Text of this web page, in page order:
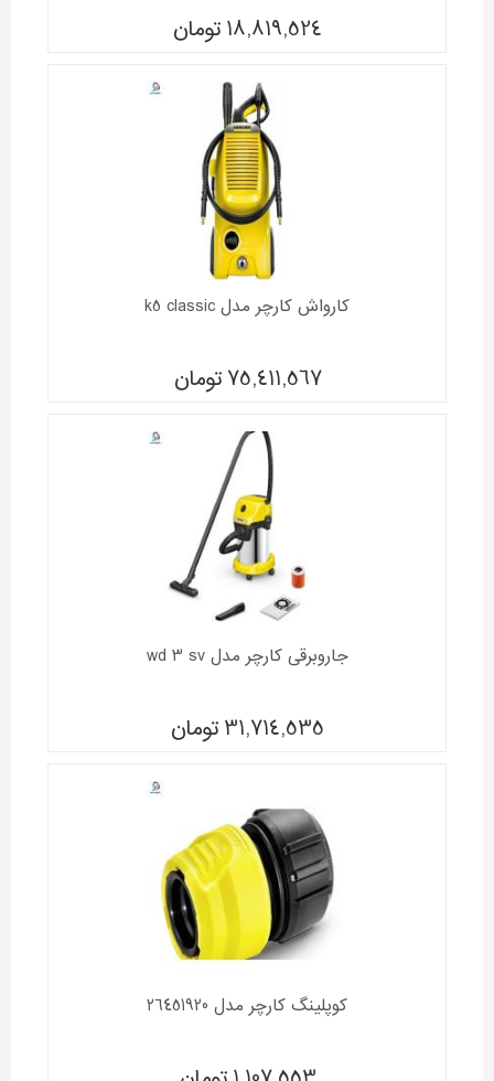
18,819,524 تومان
کارواش کارچر مدل k5 classic
75,411,567 تومان
جاروبرقی کارچر مدل wd 3 sv
31,714,535 تومان
کوپلینگ کارچر مدل 26451920